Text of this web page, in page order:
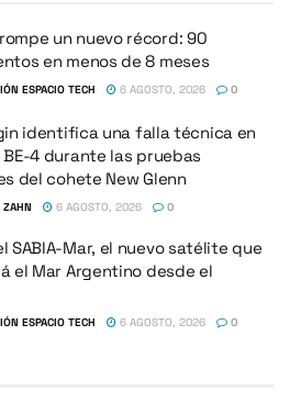
un nuevo récord: 90
en menos de 8 meses
ESPACIO TECH 6 AGOSTO, 2026 0
identifica una falla técnica en
4 durante las pruebas
del cohete New Glenn
6 AGOSTO, 2026 0
SABIA-Mar, el nuevo satélite que
el Mar Argentino desde el
ESPACIO TECH 6 AGOSTO, 2026 0